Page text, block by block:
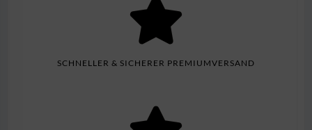
SCHNELLER & SICHERER PREMIUMVERSAND